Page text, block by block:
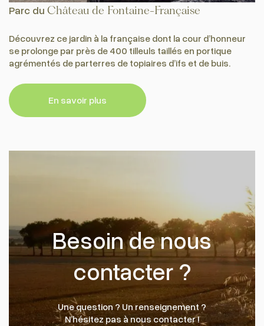
Parc du Château de Fontaine-Française
Découvrez ce jardin à la française dont la cour d’honneur
se prolonge par près de 400 tilleuls taillés en portique
agrémentés de parterres de topiaires d’ifs et de buis.
En savoir plus
Besoin de nous
contacter ?
Une question ? Un renseignement ?
N’hésitez pas à nous contacter !